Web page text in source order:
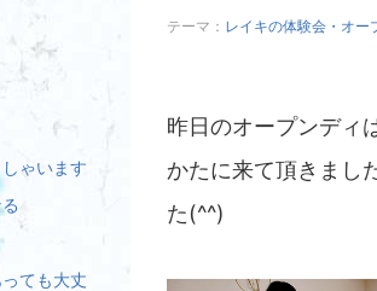
テーマ： レイキの体験会・オー
昨日のオープンディ
かたに来て頂きまし
た(^^)
ゃいます
ても大丈